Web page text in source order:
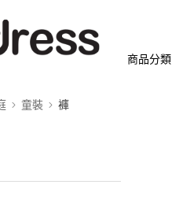
商品分類
童裝 褲